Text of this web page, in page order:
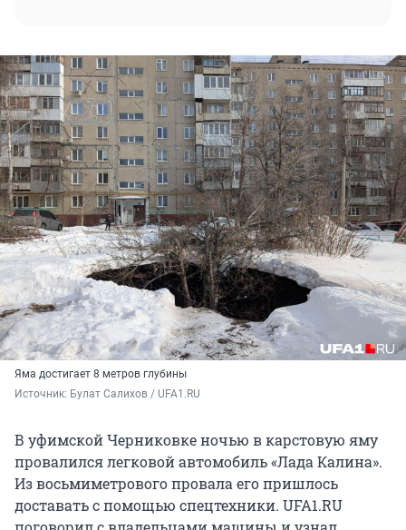
Яма достигает 8 метров глубины
Источник: Булат Салихов / UFA1.RU
В уфимской Черниковке ночью в карстовую яму
провалился легковой автомобиль «Лада Калина».
Из восьмиметрового провала его пришлось
доставать с помощью спецтехники. UFA1.RU